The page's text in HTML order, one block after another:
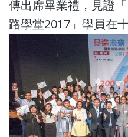
傅出席畢業禮，見證
路學堂2017」學員在